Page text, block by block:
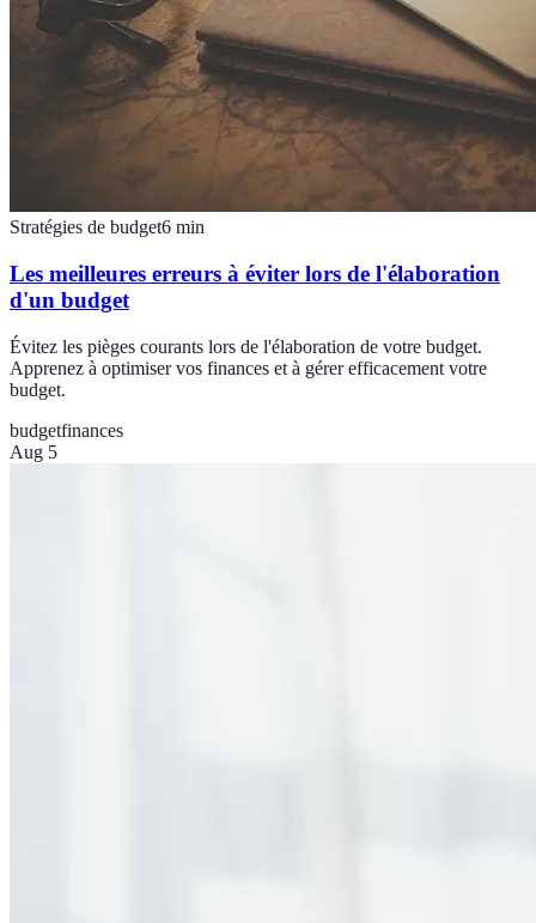
Stratégies de budget6 min
Les meilleures erreurs à éviter lors de l'élaboration
d'un budget
Évitez les pièges courants lors de l'élaboration de votre budget.
Apprenez à optimiser vos finances et à gérer efficacement votre
budget.
budgetfinances
Aug 5